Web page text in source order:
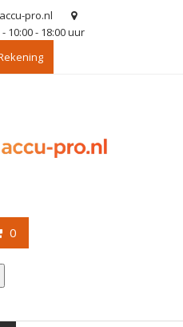
pro.nl
10:00 - 18:00 uur
0
Zoeken